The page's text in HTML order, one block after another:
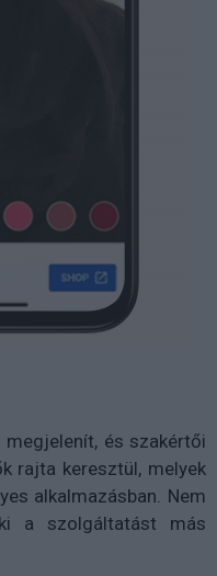
és szakértői
rajta keresztül, melyek
alkalmazásban. Nem
a szolgáltatást más